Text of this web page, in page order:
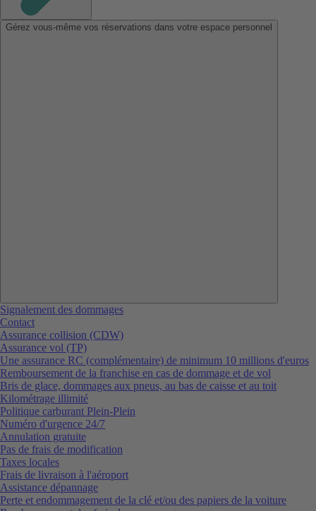
Gérez vous-même vos réservations dans votre espace personnel
Signalement des dommages
Contact
Assurance collision (CDW)
Assurance vol (TP)
Une assurance RC (complémentaire) de minimum 10 millions d'euros
Remboursement de la franchise en cas de dommage et de vol
Bris de glace, dommages aux pneus, au bas de caisse et au toit
Kilométrage illimité
Politique carburant Plein-Plein
Numéro d'urgence 24/7
Annulation gratuite
Pas de frais de modification
Taxes locales
Frais de livraison à l'aéroport
Assistance dépannage
Perte et endommagement de la clé et/ou des papiers de la voiture